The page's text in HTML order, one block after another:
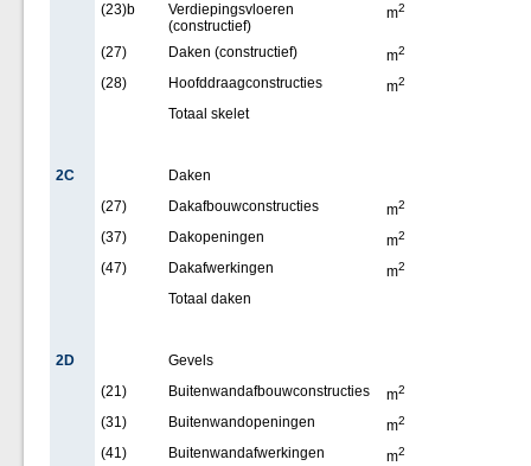
(23)b
Verdiepingsvloeren
(constructief)
m2
(27) Daken (constructief) m2
(28) Hoofddraagconstructies m2
Totaal skelet
2C
Daken
(27)
Dakafbouwconstructies m2
(37) Dakopeningen m2
(47) Dakafwerkingen m2
Totaal daken
2D
Gevels
(21)
Buitenwandafbouwconstructies m2
(31) Buitenwandopeningen m2
(41) Buitenwandafwerkingen m2